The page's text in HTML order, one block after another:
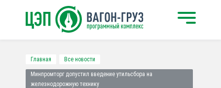
Главная Все новости
Минпромторг допустил введение утильсбора на
железнодорожную технику